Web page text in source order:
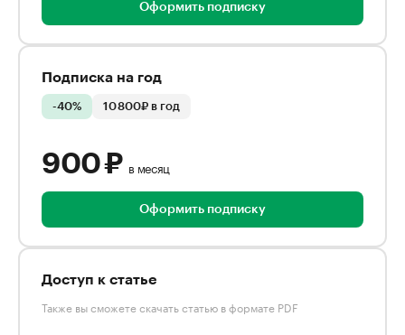
Оформить подписку
Подписка на год
-40% 10 800₽ в год
900 ₽ в месяц
Оформить подписку
Доступ к статье
Также вы сможете скачать статью в формате PDF